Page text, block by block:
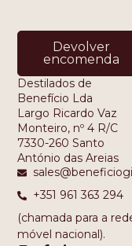
Devolver
encomenda
Destilados de
Benefício Lda
Largo Ricardo Vaz
Monteiro, nº 4 R/C
7330-260 Santo
António das Areias
+351 961 363 294
(chamada para a
móvel nacional).